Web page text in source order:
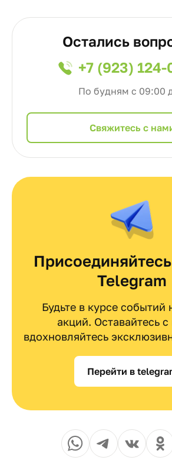
Остались
+7 (923)
По будням с 09:00
Cвяжитесь с
Telegram
Будьте в курсе событий
акций. Оставайтесь
вдохновляйтесь
Перейти в